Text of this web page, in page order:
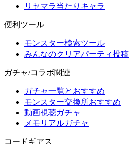
リセマラ当たりキャラ
便利ツール
モンスター検索ツール
みんなのクリアパーティ投稿
ガチャ/コラボ関連
ガチャ一覧とおすすめ
モンスター交換所おすすめ
動画視聴ガチャ
メモリアルガチャ
コードギアス